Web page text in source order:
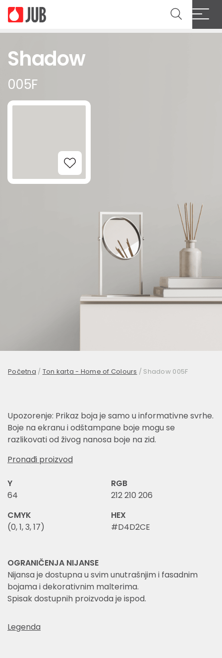
Shadow
005F
Add to Wishlist
Početna / Ton karta - Home of Colours / Shadow 005F
Upozorenje: Prikaz boja je samo u informativne svrhe.
Boje na ekranu i odštampane boje mogu se
razlikovati od živog nanosa boje na zid.
Pronađi proizvod
Y
64
RGB
212 210 206
CMYK
(0, 1, 3, 17)
HEX
#D4D2CE
OGRANIČENJA NIJANSE
Nijansa je dostupna u svim unutrašnjim i fasadnim
bojama i dekorativnim malterima.
Spisak dostupnih proizvoda je ispod.
Legenda